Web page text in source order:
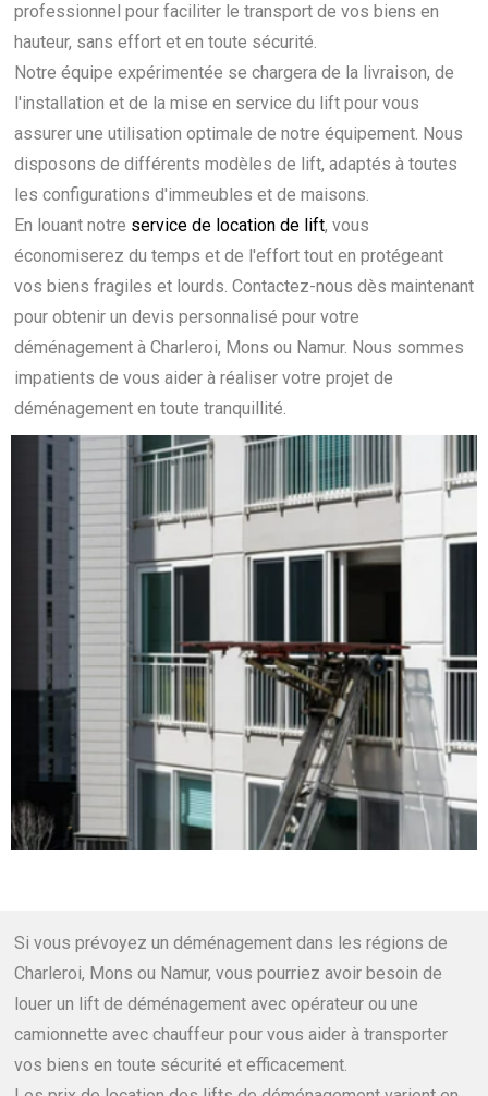
professionnel pour faciliter le transport de vos biens en
hauteur, sans effort et en toute sécurité.
Notre équipe expérimentée se chargera de la livraison, de
l'installation et de la mise en service du lift pour vous
assurer une utilisation optimale de notre équipement. Nous
disposons de différents modèles de lift, adaptés à toutes
les configurations d'immeubles et de maisons.
En louant notre service de location de lift, vous
économiserez du temps et de l'effort tout en protégeant
vos biens fragiles et lourds. Contactez-nous dès maintenant
pour obtenir un devis personnalisé pour votre
déménagement à Charleroi, Mons ou Namur. Nous sommes
impatients de vous aider à réaliser votre projet de
déménagement en toute tranquillité.
Si vous prévoyez un déménagement dans les régions de
Charleroi, Mons ou Namur, vous pourriez avoir besoin de
louer un lift de déménagement avec opérateur ou une
camionnette avec chauffeur pour vous aider à transporter
vos biens en toute sécurité et efficacement.